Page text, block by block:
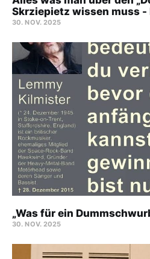
Skrziepietz wissen muss
30. NOV. 2025
„Was für ein
30. NOV. 2025